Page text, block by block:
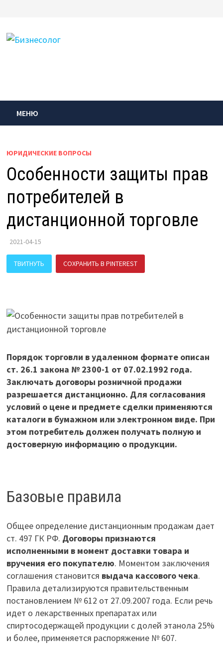
содержимому
МЕНЮ
ЮРИДИЧЕСКИЕ ВОПРОСЫ
Особенности защиты прав
потребителей в
дистанционной торговле
2021-04-15
ТВИТНУТЬ СОХРАНИТЬ В PINTEREST
Порядок торговли в удаленном формате описан
ст. 26.1 закона № 2300-1 от 07.02.1992 года.
Заключать договоры розничной продажи
разрешается дистанционно. Для согласования
условий о цене и предмете сделки применяются
каталоги в бумажном или электронном виде. При
этом потребитель должен получать полную и
достоверную информацию о продукции.
Базовые правила
Общее определение дистанционным продажам дает
ст. 497 ГК РФ. Договоры признаются
исполненными в момент доставки товара и
вручения его покупателю. Моментом заключения
соглашения становится выдача кассового чека.
Правила детализируются правительственным
постановлением № 612 от 27.09.2007 года. Если речь
идет о лекарственных препаратах или
спиртосодержащей продукции с долей этанола 25%
и более, применяется распоряжение № 607.